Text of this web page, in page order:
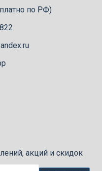
по РФ)
акций и скидок